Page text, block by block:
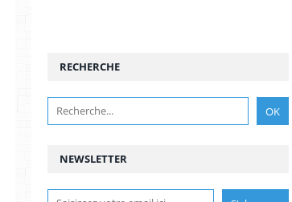
NEWSLETTER
RECHERCHE